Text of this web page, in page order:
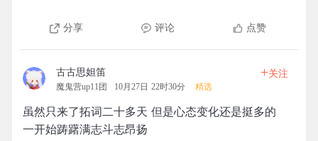
分享 评论 点赞
古古思妲笛
魔鬼营up11团 10月27日 22时30分 精选
+关注
虽然只来了拓词二十多天 但是心态变化还是挺多的
一开始踌躇满志斗志昂扬